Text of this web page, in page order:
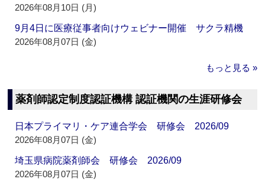
2026年08月10日 (月)
9月4日に医療従事者向けウェビナー開催 サクラ精機
2026年08月07日 (金)
もっと見る »
薬剤師認定制度認証機構 認証機関の生涯研修会
日本プライマリ・ケア連合学会 研修会 2026/09
2026年08月07日 (金)
埼玉県病院薬剤師会 研修会 2026/09
2026年08月07日 (金)